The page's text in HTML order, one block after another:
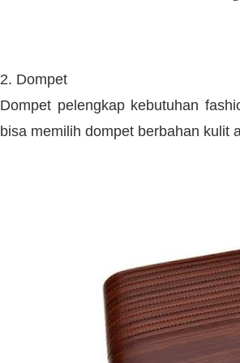
2. Dompet
Dompet pelengkap kebutuhan
bisa memilih dompet berbahan kulit